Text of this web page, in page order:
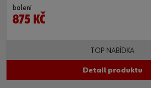
balení
875 KČ
TOP NABÍDKA
Detail produktu